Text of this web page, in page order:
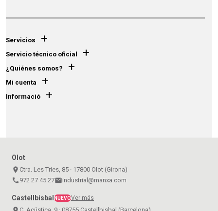
Servicios +
Servicio técnico oficial +
¿Quiénes somos? +
Mi cuenta +
Informació +
Olot
place Ctra. Les Tries, 85 · 17800 Olot (Girona)
call 972 27 45 27emailindustrial@manxa.com
CastellbisbalNUEVOVer más